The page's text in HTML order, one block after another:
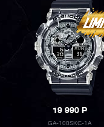
19 990P
GA-100SKC-1A